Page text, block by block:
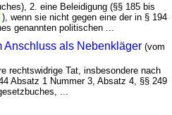
2. eine Beleidigung (§§ 185 bis
), wenn sie nicht gegen eine der in § 194
genannten politischen ...
Anschluss als Nebenkläger (vom
rechtswidrige Tat, insbesondere nach
Absatz 1 Nummer 3, Absatz 4, §§ 249
...